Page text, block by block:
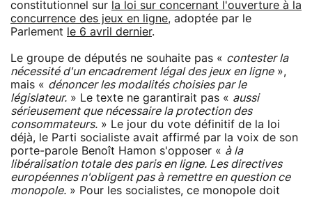
constitutionnel sur la loi sur concernant l'ouverture à la
concurrence des jeux en ligne, adoptée par le
Parlement
le 6 avril dernier.
Le groupe de députés ne souhaite pas « contester la
nécessité d'un encadrement légal des jeux en ligne»,
mais « dénoncer les modalités choisies par le
législateur. » Le texte ne garantirait pas « aussi
sérieusement que nécessaire la protection des
consommateurs. » Le jour du vote définitif de la loi
déjà, le Parti socialiste avait affirmé par la voix de son
porte-parole Benoît Hamon s'opposer « à la
libéralisation totale des paris en ligne. Les directives
européennes n'obligent pas à remettre en question ce
monopole. » Pour les socialistes, ce monopole doit